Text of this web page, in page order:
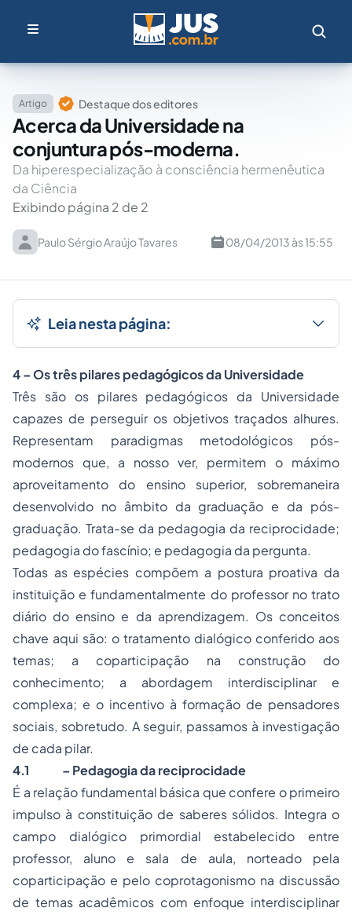
Artigo Destaque dos editores
Acerca da Universidade na
conjuntura pós-moderna.
Da hiperespecialização à consciência hermenêutica
da Ciência
Exibindo página 2 de 2
Paulo Sérgio Araújo Tavares 08/04/2013 às 15:55
Leia nesta página:
4 – Os três pilares pedagógicos da Universidade
Três são os pilares pedagógicos da Universidade
capazes de perseguir os objetivos traçados alhures.
Representam paradigmas metodológicos pós-
modernos que, a nosso ver, permitem o máximo
aproveitamento do ensino superior, sobremaneira
desenvolvido no âmbito da graduação e da pós-
graduação. Trata-se da pedagogia da reciprocidade;
pedagogia do fascínio; e pedagogia da pergunta.
Todas as espécies compõem a postura proativa da
instituição e fundamentalmente do professor no trato
diário do ensino e da aprendizagem. Os conceitos
chave aqui são: o tratamento dialógico conferido aos
temas; a coparticipação na construção do
conhecimento; a abordagem interdisciplinar e
complexa; e o incentivo à formação de pensadores
sociais, sobretudo. A seguir, passamos à investigação
de cada pilar.
4.1 – Pedagogia da reciprocidade
É a relação fundamental básica que confere o primeiro
impulso à constituição de saberes sólidos. Integra o
campo dialógico primordial estabelecido entre
professor, aluno e sala de aula, norteado pela
coparticipação e pelo coprotagonismo na discussão
de temas acadêmicos com enfoque interdisciplinar